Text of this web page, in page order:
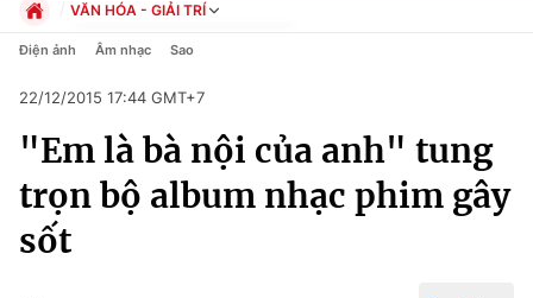
Chuyên mục
Chính trị
Xã hội
VĂN HÓA - GIẢI TRÍ
Chính trị
Pháp luật
Kinh tế
Thể thao
Truyền hình
Điện ảnh Âm nhạc Sao
22/12/2015 17:44 GMT+7
"Em là bà nội của anh" tung
trọn bộ album nhạc phim gây
sốt